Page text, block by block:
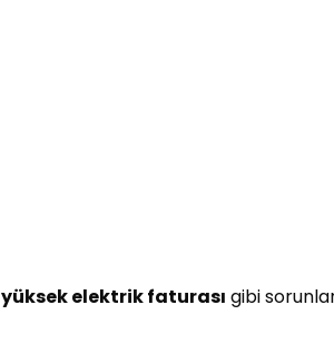
yüksek elektrik faturası gibi